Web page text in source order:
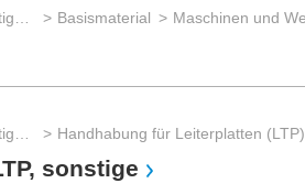
Basismaterial
Handhabung für Leiterplatten (LTP)
sonstige